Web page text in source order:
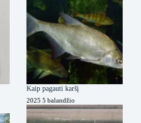
Kaip pagauti karšį
2025 5 balandžio